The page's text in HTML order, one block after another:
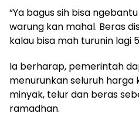
“Ya bagus sih bisa
warung kan mahal. Beras
kalau bisa mah turunin lagi
Ia berharap, pemerintah
menurunkan seluruh
minyak, telur dan beras
ramadhan.